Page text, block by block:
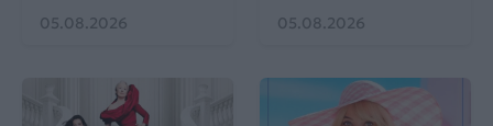
05.08.2026 05.08.2026